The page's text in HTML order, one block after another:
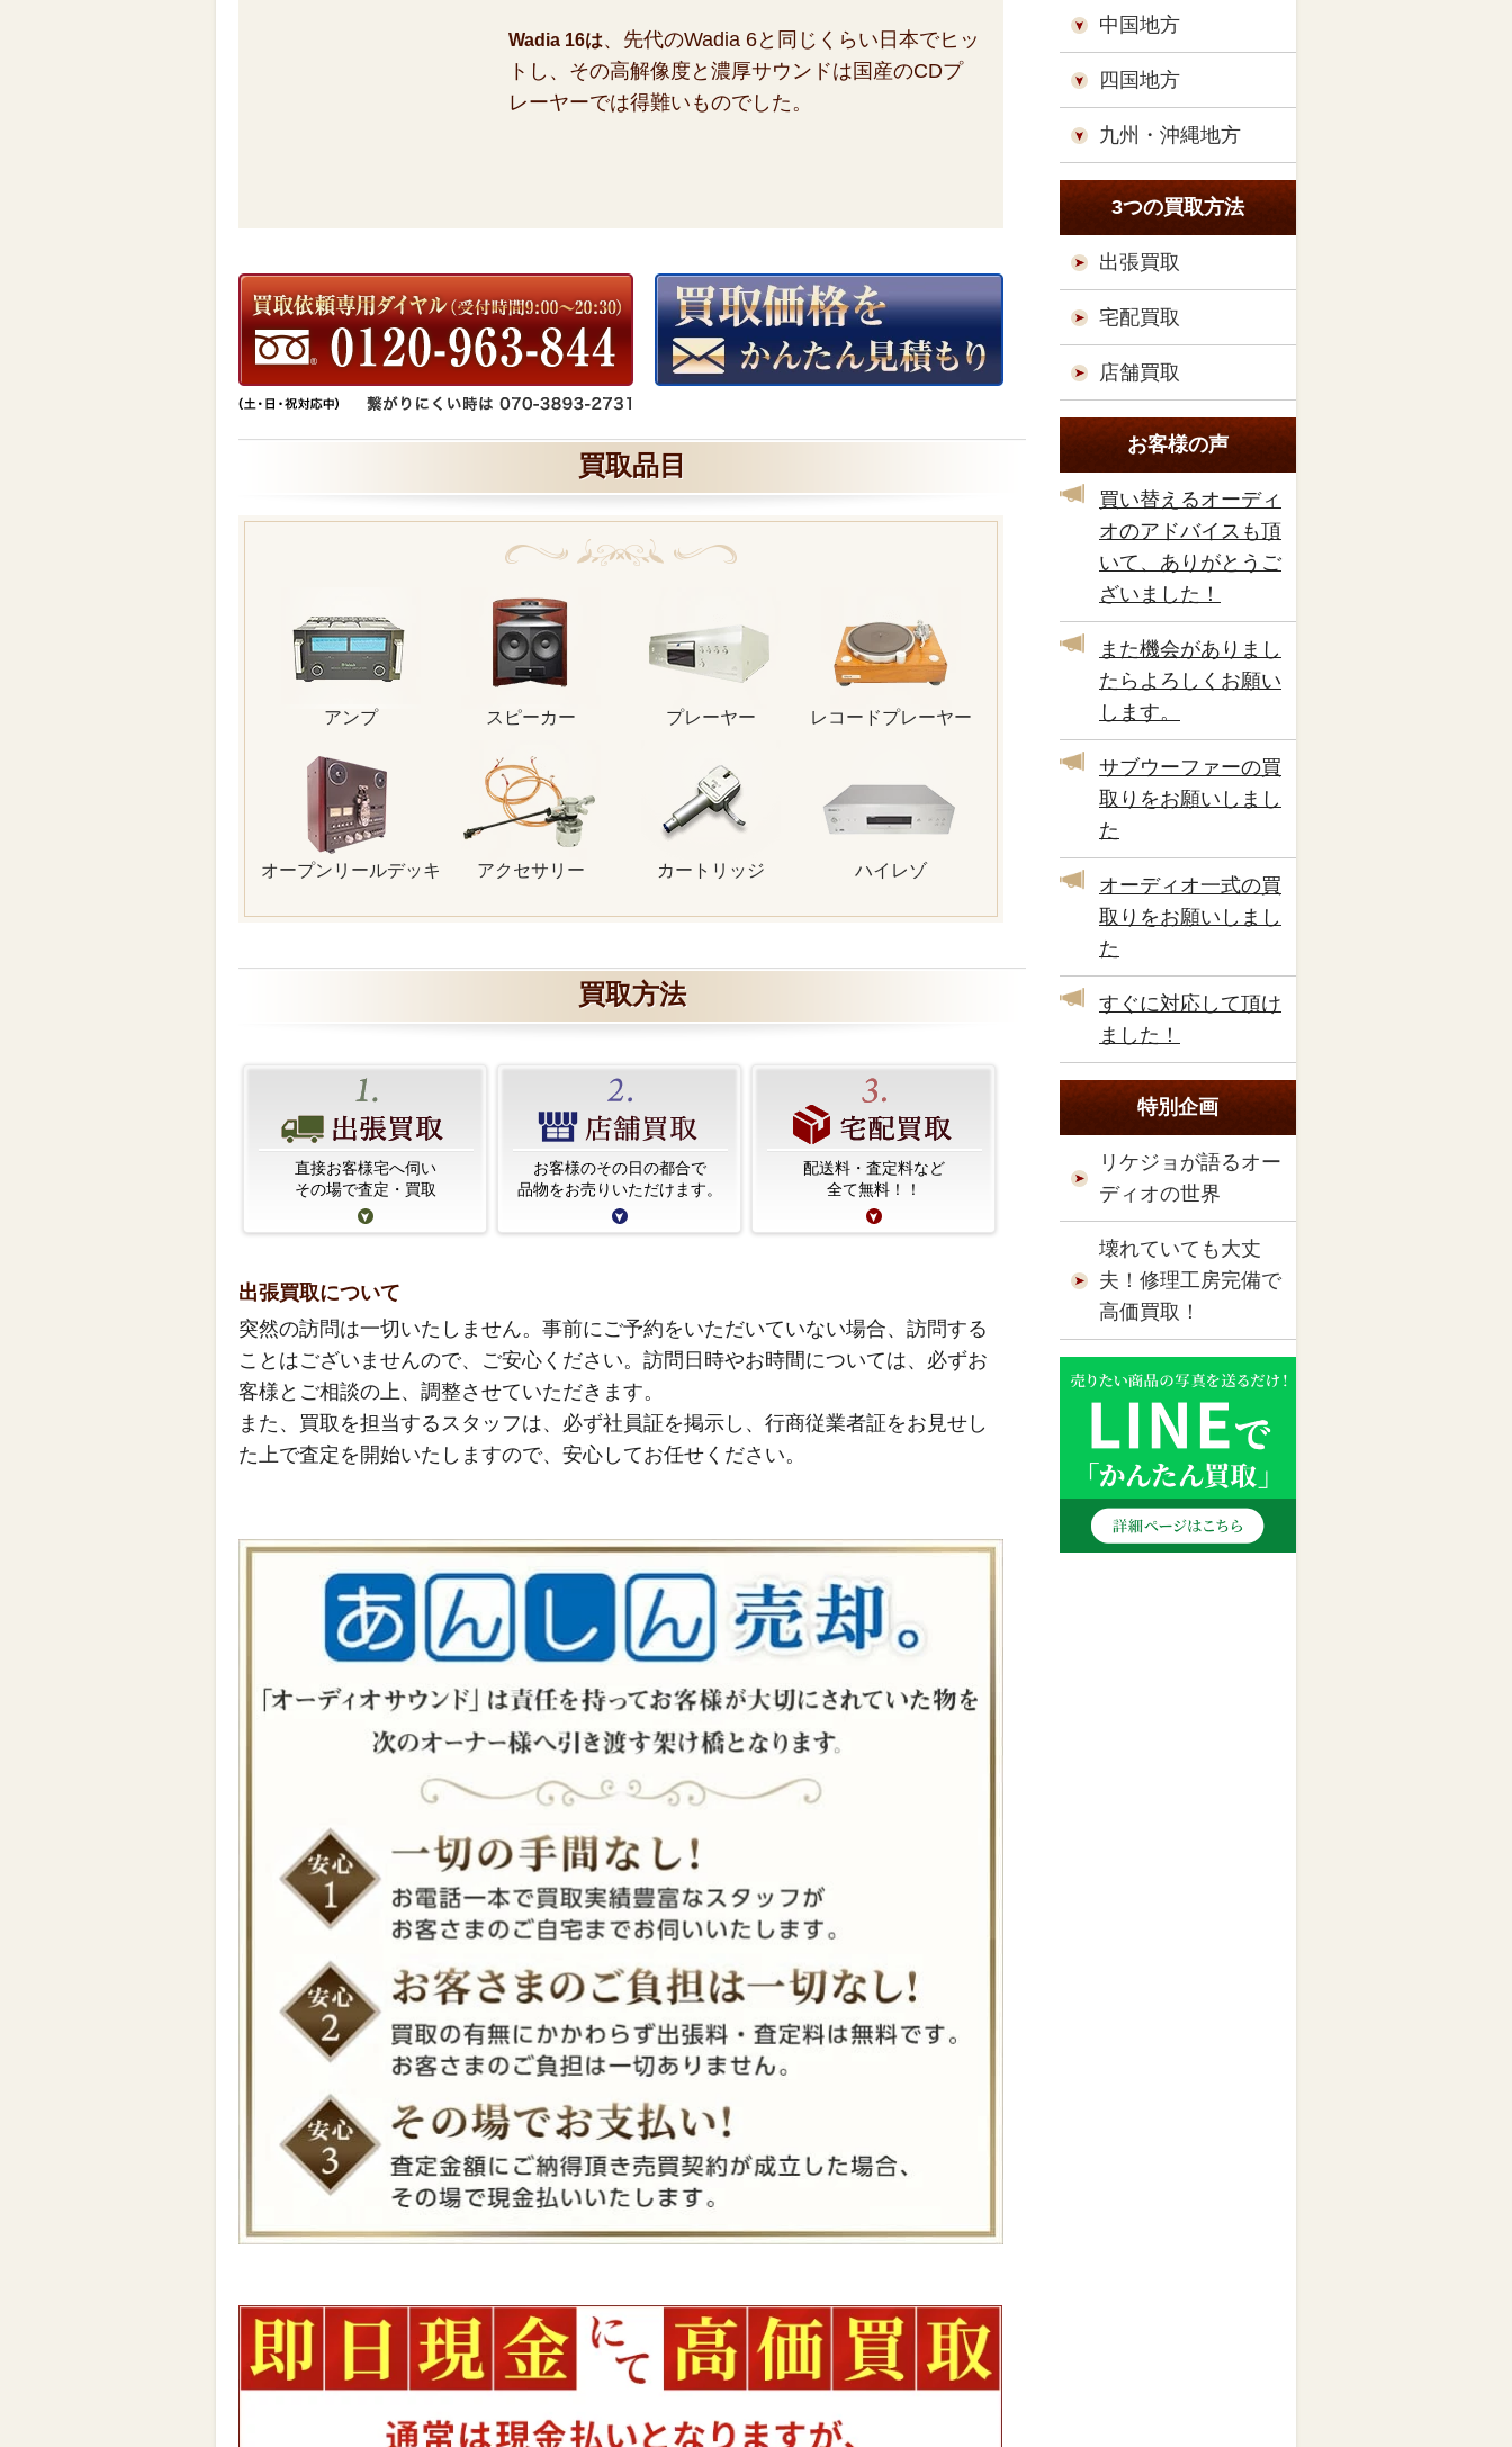
Wadia 16は、先代のWadia 6と同じくらい日本でヒッ
トし、その高解像度と濃厚サウンドは国産のCDプ
レーヤーでは得難いものでした。
買取品目
アンプ スピーカー プレーヤー レコードプレーヤー
オープンリールデッキ アクセサリー カートリッジ ハイレゾ
買取方法
直接お客様宅へ伺い
その場で査定・買取
お客様のその日の都合で
品物をお売りいただけます。
配送料・査定料など
全て無料！！
出張買取について
突然の訪問は一切いたしません。事前にご予約をいただいていない場合、訪問する
ことはございませんので、ご安心ください。訪問日時やお時間については、必ずお
客様とご相談の上、調整させていただきます。
また、買取を担当するスタッフは、必ず社員証を掲示し、行商従業者証をお見せし
た上で査定を開始いたしますので、安心してお任せください。
中国地方
四国地方
九州・沖縄地方
3つの買取方法
出張買取
宅配買取
店舗買取
お客様の声
買い替えるオーディ
オのアドバイスも頂
いて、ありがとうご
ざいました！
また機会がありまし
たらよろしくお願い
します。
サブウーファーの買
取りをお願いしまし
た
オーディオ一式の買
取りをお願いしまし
た
すぐに対応して頂け
ました！
特別企画
リケジョが語るオー
ディオの世界
壊れていても大丈
夫！修理工房完備で
高価買取！